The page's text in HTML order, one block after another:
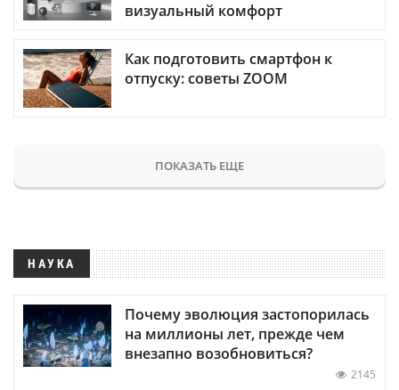
визуальный комфорт
Как подготовить смартфон к
отпуску: советы ZOOM
ПОКАЗАТЬ ЕЩЕ
НАУКА
Почему эволюция застопорилась
на миллионы лет, прежде чем
внезапно возобновиться?
2145